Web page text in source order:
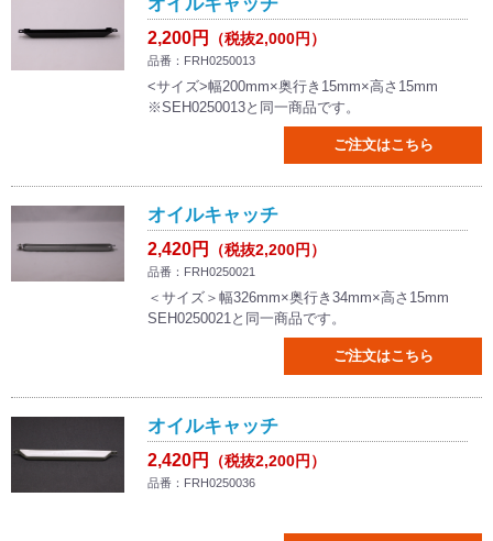
2,200円 （税抜2,000円）
品番：FRH0250013
<サイズ>幅200mm×奥行き15mm×高さ15mm
※SEH0250013と同一商品です。
ご注文はこちら
オイルキャッチ
2,420円 （税抜2,200円）
品番：FRH0250021
＜サイズ＞幅326mm×奥行き34mm×高さ15mm
SEH0250021と同一商品です。
ご注文はこちら
オイルキャッチ
2,420円 （税抜2,200円）
品番：FRH0250036